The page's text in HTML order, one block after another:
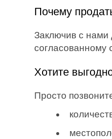
Почему
Заключив с нами
согласованному
Хотите
Просто